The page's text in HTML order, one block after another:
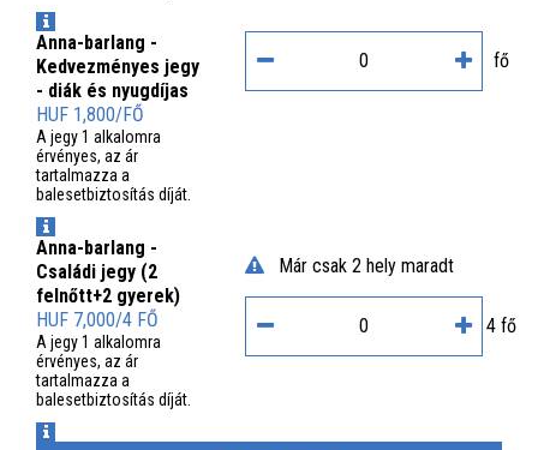
INFO
Anna-barlang -
Kedvezményes jegy
- diák és nyugdíjas
HUF 1,800/FŐ
A jegy 1 alkalomra
érvényes, az ár
tartalmazza a
balesetbiztosítás díját.
INFO
fő
Anna-barlang -
Családi jegy (2
felnőtt+2 gyerek)
HUF 7,000/4 FŐ
A jegy 1 alkalomra
érvényes, az ár
tartalmazza a
balesetbiztosítás díját.
INFO
Már csak 2 hely maradt
4 fő